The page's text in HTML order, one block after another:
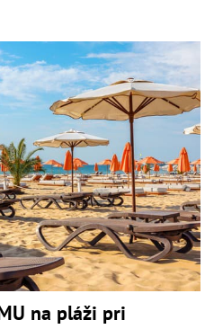
na pláži pri